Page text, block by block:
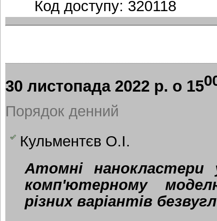
Код доступу: 320118
30 листопада 2022 р. о 15
Порядок денний
Кульментєв О.І.
Атомні нанокластери
комп'ютерному
різних варіантів